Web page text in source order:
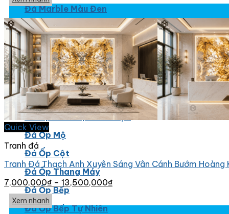
Đá Marble Màu Đen
Đá Marble Màu Đỏ
Đá Marble Màu Vàng
Đá Marble Màu Trắng
Đá Marble Màu Xanh
Đá Ốp
Đá Ốp Bàn Bếp Nhân Tạo​
Đá Ốp Mộ
Đá Ốp Cột
Đá Ốp Thang Máy
Đá Ốp Bếp
Đá Ốp Bếp Tự Nhiên
Quick View
Tranh đá
Tranh Đá Thạch Anh Xuyên Sáng Vân Cánh Bướm Hoàng
7,000,000₫ – 13,500,000₫
Xem nhanh